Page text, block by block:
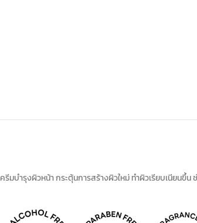
ครีมบำรุงผิวหน้า กระตุ้นการสร้างผิวใหม่ ทำผิวเรียบเนียนขึ้น